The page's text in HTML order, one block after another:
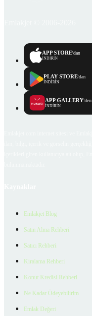
APP STORE'dan
İNDİRİN
PLAY STORE'dan
İNDİRİN
APP GALLERY'den
İNDİRİN
Emlakjet Blog
Satın Alma Rehberi
Satıcı Rehberi
Kiralama Rehberi
Konut Kredisi Rehberi
Ne Kadar Ödeyebilirim
Emlak Değeri